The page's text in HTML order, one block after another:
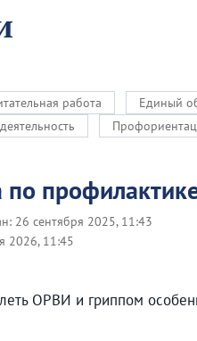
работа Единый
по
26 сентября 2025, 11:43
2026, 11:45
ОРВИ и гриппом